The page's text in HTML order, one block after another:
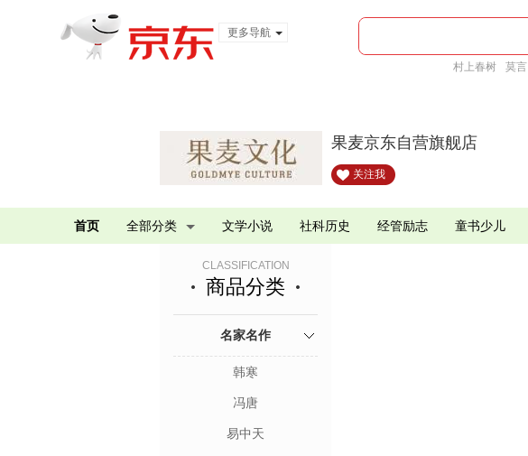
更多导航
村上春树 莫言
果麦京东自营旗舰店
关注我
首页 全部分类 文学小说 社科历史 经管励志 童书少儿
CLASSIFICATION
商品分类
名家名作
韩寒
冯唐
易中天